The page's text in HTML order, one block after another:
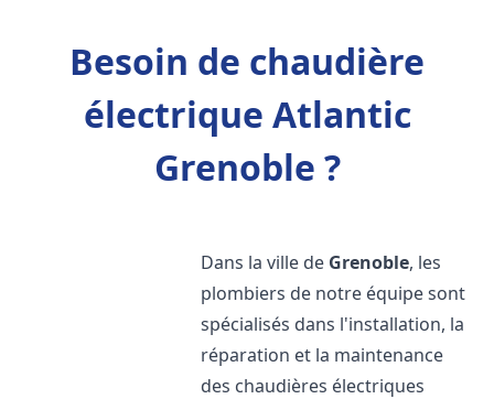
Besoin de chaudière
électrique Atlantic
Grenoble ?
Dans la ville de Grenoble, les
plombiers de notre équipe sont
spécialisés dans l'installation, la
réparation et la maintenance
des chaudières électriques